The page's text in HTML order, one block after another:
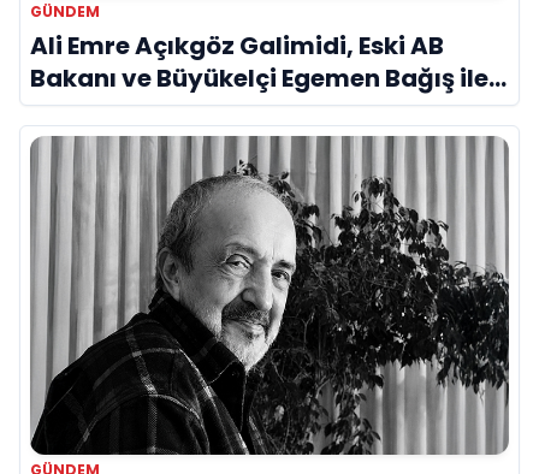
GÜNDEM
Ali Emre Açıkgöz Galimidi, Eski AB
Bakanı ve Büyükelçi Egemen Bağış ile
Bir Araya Geldi